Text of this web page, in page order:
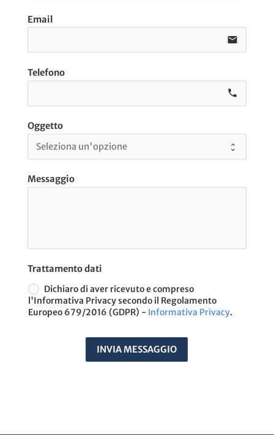
Email
email
Telefono
call
Oggetto
Messaggio
Trattamento dati
Dichiaro di aver ricevuto e compreso
l'Informativa Privacy secondo il Regolamento
Europeo 679/2016 (GDPR) - Informativa Privacy.
INVIA MESSAGGIO